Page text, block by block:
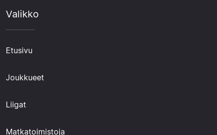
Valikko
Etusivu
Joukkueet
Liigat
Matkatoimistoja